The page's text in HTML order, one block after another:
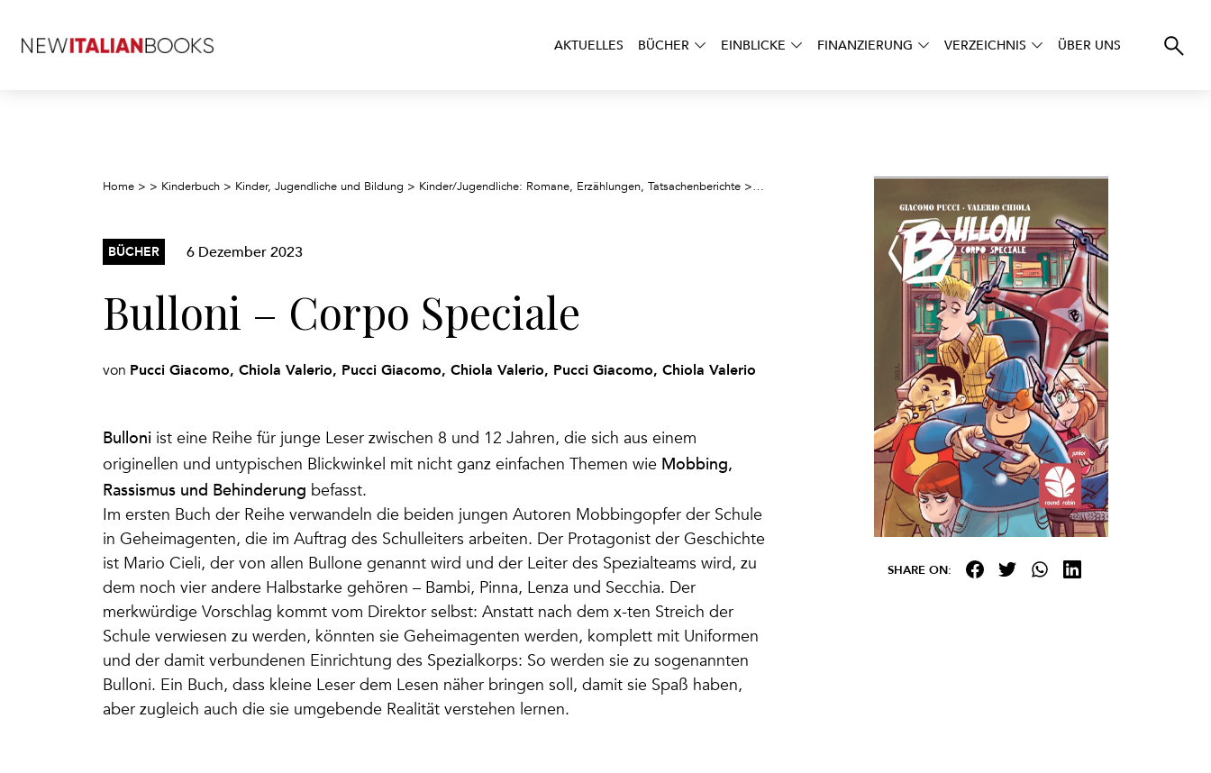
AKTUELLES BÜCHER EINBLICKE FINANZIERUNG VERZEICHNIS ÜBER UNS
Home > > Kinderbuch > Kinder, Jugendliche und Bildung > Kinder/Jugendliche: Romane, Erzählungen, Tatsachenberichte > Bulloni – Corpo Speciale
BÜCHER 6 Dezember 2023
Bulloni – Corpo Speciale
von Pucci Giacomo, Chiola Valerio, Pucci Giacomo, Chiola Valerio, Pucci Giacomo, Chiola Valerio
Bulloni ist eine Reihe für junge Leser zwischen 8 und 12 Jahren, die sich aus einem
originellen und untypischen Blickwinkel mit nicht ganz einfachen Themen wie Mobbing,
Rassismus und Behinderung befasst.
Im ersten Buch der Reihe verwandeln die beiden jungen Autoren Mobbingopfer der Schule
in Geheimagenten, die im Auftrag des Schulleiters arbeiten. Der Protagonist der Geschichte
ist Mario Cieli, der von allen Bullone genannt wird und der Leiter des Spezialteams wird, zu
dem noch vier andere Halbstarke gehören – Bambi, Pinna, Lenza und Secchia. Der
merkwürdige Vorschlag kommt vom Direktor selbst: Anstatt nach dem x-ten Streich der
Schule verwiesen zu werden, könnten sie Geheimagenten werden, komplett mit Uniformen
und der damit verbundenen Einrichtung des Spezialkorps: So werden sie zu sogenannten
Bulloni. Ein Buch, dass kleine Leser dem Lesen näher bringen soll, damit sie Spaß haben,
aber zugleich auch die sie umgebende Realität verstehen lernen.
SHARE ON: